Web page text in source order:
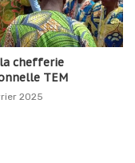
chefferie
TEM
2025